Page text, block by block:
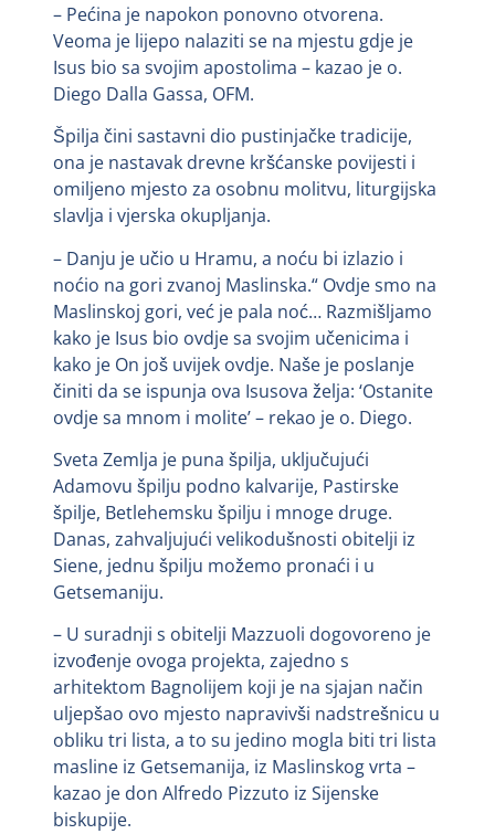
– Pećina je napokon ponovno otvorena.
Veoma je lijepo nalaziti se na mjestu gdje je
Isus bio sa svojim apostolima – kazao je o.
Diego Dalla Gassa, OFM.
Špilja čini sastavni dio pustinjačke tradicije,
ona je nastavak drevne kršćanske povijesti i
omiljeno mjesto za osobnu molitvu, liturgijska
slavlja i vjerska okupljanja.
– Danju je učio u Hramu, a noću bi izlazio i
noćio na gori zvanoj Maslinska.“ Ovdje smo na
Maslinskoj gori, već je pala noć… Razmišljamo
kako je Isus bio ovdje sa svojim učenicima i
kako je On još uvijek ovdje. Naše je poslanje
činiti da se ispunja ova Isusova želja: ‘Ostanite
ovdje sa mnom i molite’ – rekao je o. Diego.
Sveta Zemlja je puna špilja, uključujući
Adamovu špilju podno kalvarije, Pastirske
špilje, Betlehemsku špilju i mnoge druge.
Danas, zahvaljujući velikodušnosti obitelji iz
Siene, jednu špilju možemo pronaći i u
Getsemaniju.
– U suradnji s obitelji Mazzuoli dogovoreno je
izvođenje ovoga projekta, zajedno s
arhitektom Bagnolijem koji je na sjajan način
uljepšao ovo mjesto napravivši nadstrešnicu u
obliku tri lista, a to su jedino mogla biti tri lista
masline iz Getsemanija, iz Maslinskog vrta –
kazao je don Alfredo Pizzuto iz Sijenske
biskupije.